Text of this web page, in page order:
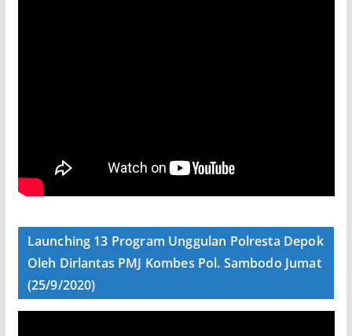
Launching 13 Program Unggulan Polresta Depok
Oleh Dirlantas PMJ Kombes Pol. Sambodo Jumat
(25/9/2020)